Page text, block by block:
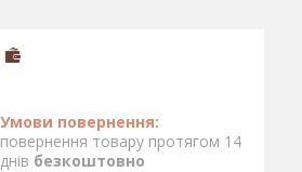
повернення товару протягом 14
днів безкоштовно